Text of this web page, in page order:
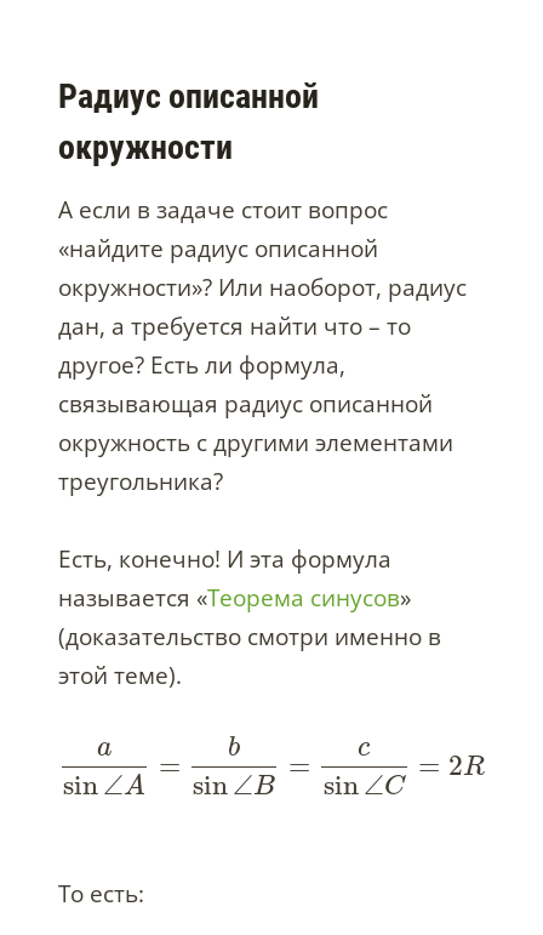
Радиус описанной
окружности
А если в задаче стоит вопрос
«найдите радиус описанной
окружности»? Или наоборот, радиус
дан, а требуется найти что – то
другое? Есть ли формула,
связывающая радиус описанной
окружность с другими элементами
треугольника?
Есть, конечно! И эта формула
называется «Теорема синусов»
(доказательство смотри именно в
этой теме).
a
sin∠A
=
b
sin∠B
=
c
sin∠C
= 2R
То есть: